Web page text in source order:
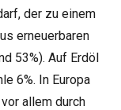
der zu einem
erneuerbaren
53%). Auf Erdöl
6%. In Europa
allem durch